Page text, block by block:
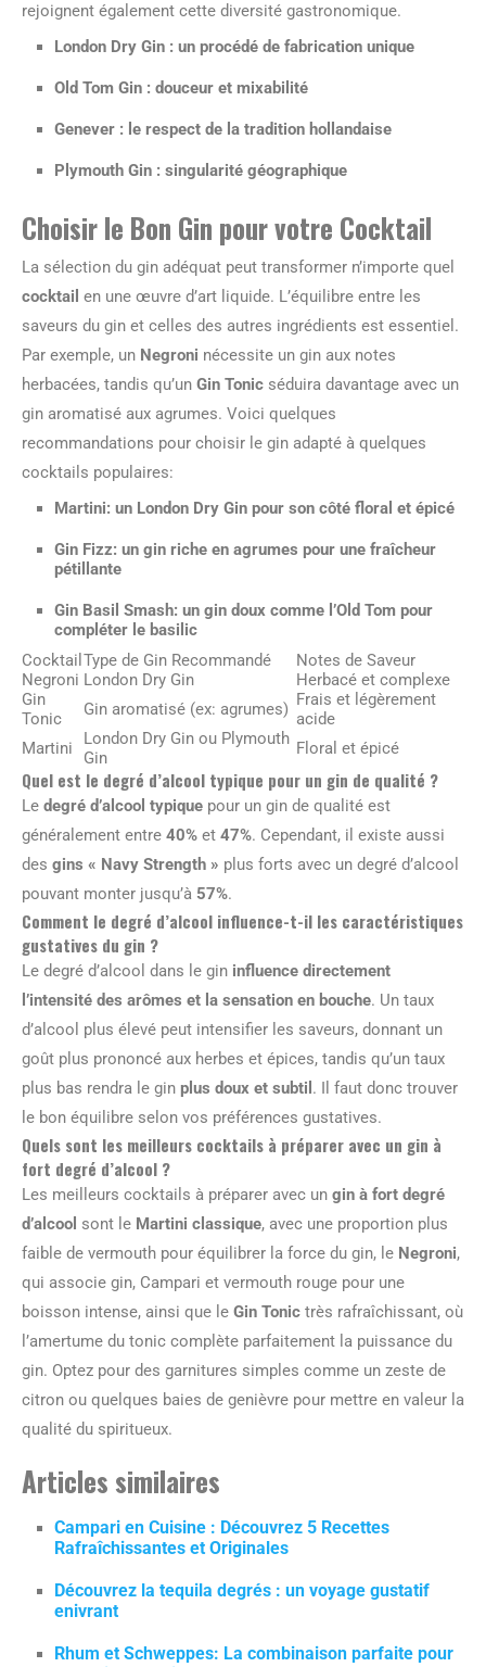
rejoignent également cette diversité gastronomique.
London Dry Gin : un procédé de fabrication unique
Old Tom Gin : douceur et mixabilité
Genever : le respect de la tradition hollandaise
Plymouth Gin : singularité géographique
Choisir le Bon Gin pour votre Cocktail
La sélection du gin adéquat peut transformer n’importe quel
cocktail en une œuvre d’art liquide. L’équilibre entre les
saveurs du gin et celles des autres ingrédients est essentiel.
Par exemple, un Negroni nécessite un gin aux notes
herbacées, tandis qu’un Gin Tonic séduira davantage avec un
gin aromatisé aux agrumes. Voici quelques
recommandations pour choisir le gin adapté à quelques
cocktails populaires:
Martini: un London Dry Gin pour son côté floral et épicé
Gin Fizz: un gin riche en agrumes pour une fraîcheur
pétillante
Gin Basil Smash: un gin doux comme l’Old Tom pour
compléter le basilic
Cocktail Type de Gin Recommandé
Notes de Saveur
Negroni London Dry Gin
Herbacé et complexe
Gin
Tonic
Gin aromatisé (ex: agrumes) Frais et légèrement
acide
Martini
London Dry Gin ou Plymouth
Gin
Floral et épicé
Quel est le degré d’alcool typique pour un gin de qualité ?
Le degré d’alcool typique pour un gin de qualité est
généralement entre 40% et 47%. Cependant, il existe aussi
des gins « Navy Strength » plus forts avec un degré d’alcool
pouvant monter jusqu’à 57%.
Comment le degré d’alcool influence-t-il les caractéristiques
gustatives du gin ?
Le degré d’alcool dans le gin influence directement
l’intensité des arômes et la sensation en bouche. Un taux
d’alcool plus élevé peut intensifier les saveurs, donnant un
goût plus prononcé aux herbes et épices, tandis qu’un taux
plus bas rendra le gin plus doux et subtil . Il faut donc trouver
le bon équilibre selon vos préférences gustatives.
Quels sont les meilleurs cocktails à préparer avec un gin à
fort degré d’alcool ?
Les meilleurs cocktails à préparer avec un gin à fort degré
d’alcool sont le Martini classique, avec une proportion plus
faible de vermouth pour équilibrer la force du gin, le Negroni,
qui associe gin, Campari et vermouth rouge pour une
boisson intense, ainsi que le Gin Tonic très rafraîchissant, où
l’amertume du tonic complète parfaitement la puissance du
gin. Optez pour des garnitures simples comme un zeste de
citron ou quelques baies de genièvre pour mettre en valeur la
qualité du spiritueux.
Articles similaires
Campari en Cuisine : Découvrez 5 Recettes
Rafraîchissantes et Originales
Découvrez la tequila degrés : un voyage gustatif
enivrant
Rhum et Schweppes: La combinaison parfaite pour